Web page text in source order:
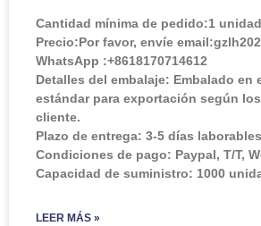
Cantidad mínima de pedido:1 unidad
Precio:Por favor, envíe
WhatsApp :+8618170714612
Detalles del embalaje: Embalado en
estándar para exportación según
cliente.
Plazo de entrega: 3-5 días laborables
Condiciones de pago: Paypal, T/T,
Capacidad de suministro: 1000
LEER MÁS »